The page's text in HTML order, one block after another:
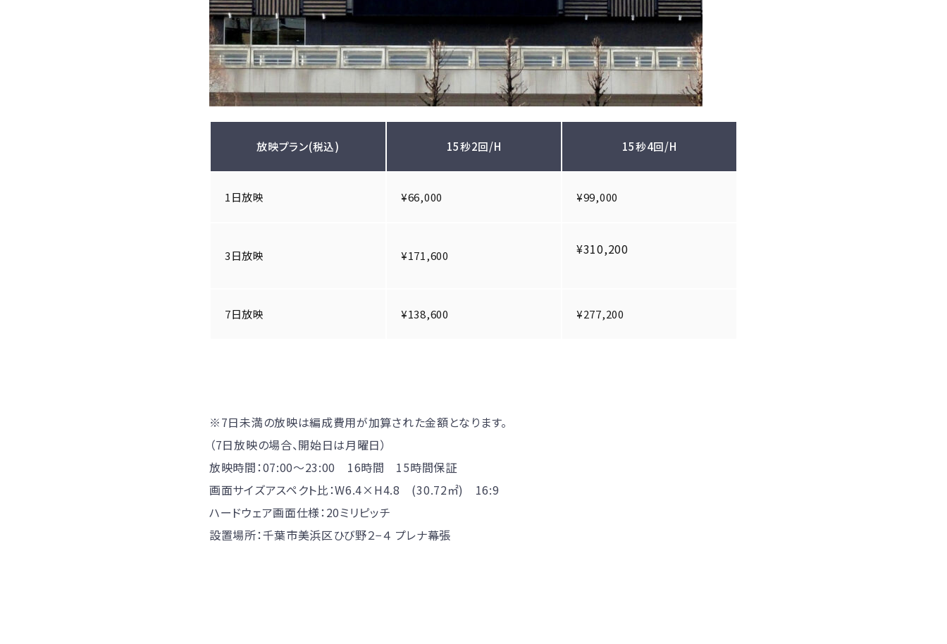
放映プラン(税込) 15秒2回/H 15秒4回/H
1日放映 ¥66,000 ¥99,000
3日放映 ¥171,600 ¥310,200
7日放映 ¥138,600 ¥277,200
※7日未満の放映は編成費用が加算された金額となります。
（7日放映の場合、開始日は月曜日）
放映時間：07:00〜23:00 16時間 15時間保証
画面サイズアスペクト比：W6.4×H4.8 (30.72㎡) 16:9
ハードウェア画面仕様：20ミリピッチ
設置場所：千葉市美浜区ひび野２−４ プレナ幕張